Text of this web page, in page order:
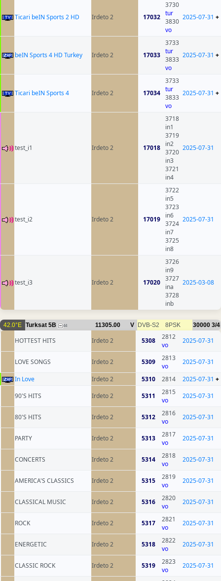
Ticari beIN Sports 2 HD Irdeto 2 17032
3730
tur
3830
vo
2025-07-31 +
beIN Sports 4 HD Turkey Irdeto 2 17033
3733
tur
3833
vo
2025-07-31 +
Ticari beIN Sports 4 Irdeto 2 17034
3733
tur
3833
vo
2025-07-31 +
test_i1 Irdeto 2 17018
3718
in1
3719
in2
3720
in3
3721
in4
2025-07-31
test_i2 Irdeto 2 17019
3722
in5
3723
in6
3724
in7
3725
in8
2025-07-31
test_i3 Irdeto 2 17020
3726
in9
3727
ina
3728
inb
2025-03-08
42.0°E Turksat 5B 44 11305.00 V DVB-S2 8PSK 30000 3/4
HOTTEST HITS Irdeto 2 5308
2812
vo
2025-07-31
LOVE SONGS Irdeto 2 5309
2813
vo
2025-07-31
In Love Irdeto 2 5310 2814 2025-07-31 +
90'S HITS
Irdeto 2 5311
2815
vo
2025-07-31
80'S HITS Irdeto 2 5312
2816
vo
2025-07-31
PARTY Irdeto 2 5313
2817
vo
2025-07-31
CONCERTS Irdeto 2 5314
2818
vo
2025-07-31
AMERICA'S CLASSICS Irdeto 2 5315
2819
vo
2025-07-31
CLASSICAL MUSIC Irdeto 2 5316
2820
vo
2025-07-31
ROCK Irdeto 2 5317
2821
vo
2025-07-31
ENERGETIC Irdeto 2 5318
2822
vo
2025-07-31
CLASSIC ROCK Irdeto 2 5319
2823
vo
2025-07-31